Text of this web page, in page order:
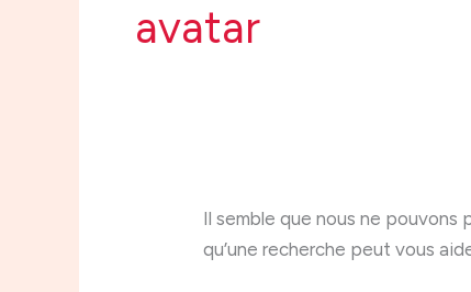
avatar
Il semble que nous ne
qu’une recherche peut vous